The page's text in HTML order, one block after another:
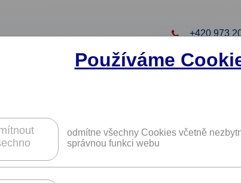
+420 973
Používáme
odmítne všechny Cookies včetně
správnou funkci webu
do objektů Národního